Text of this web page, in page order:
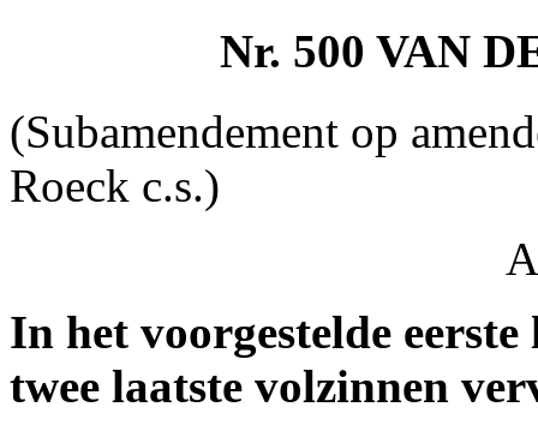
Nr. 500 VAN
(Subamendement op
Roeck c.s.)
In het voorgestelde
twee laatste volzinnen